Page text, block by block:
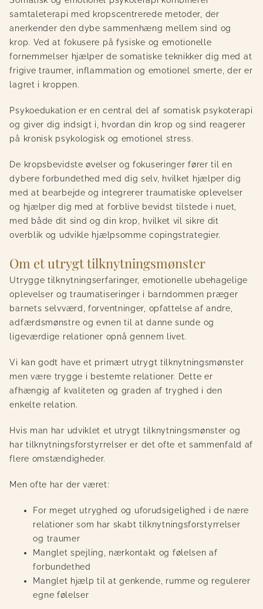
samtaleterapi med kropscentrerede metoder, der
anerkender den dybe sammenhæng mellem sind og
krop. Ved at fokusere på fysiske og emotionelle
fornemmelser hjælper de somatiske teknikker dig med at
frigive traumer, inflammation og emotionel smerte, der er
lagret i kroppen.
Psykoedukation er en central del af somatisk psykoterapi
og giver dig indsigt i, hvordan din krop og sind reagerer
på kronisk psykologisk og emotionel stress.
De kropsbevidste øvelser og fokuseringer fører til en
dybere forbundethed med dig selv, hvilket hjælper dig
med at bearbejde og integrerer traumatiske oplevelser
og hjælper dig med at forblive bevidst tilstede i nuet,
med både dit sind og din krop, hvilket vil sikre dit
overblik og udvikle hjælpsomme copingstrategier.
Om et utrygt tilknytningsmønster
Utrygge tilknytningserfaringer, emotionelle ubehagelige
oplevelser og traumatiseringer i barndommen præger
barnets selvværd, forventninger, opfattelse af andre,
adfærdsmønstre og evnen til at danne sunde og
ligeværdige relationer opnå gennem livet.
Vi kan godt have et primært utrygt tilknytningsmønster
men være trygge i bestemte relationer. Dette er
afhængig af kvaliteten og graden af tryghed i den
enkelte relation.
Hvis man har udviklet et utrygt tilknytningsmønster og
har tilknytningsforstyrrelser er det ofte et sammenfald af
flere omstændigheder.
Men ofte har der været:
For meget utryghed og uforudsigelighed i de nære
relationer som har skabt tilknytningsforstyrrelser
og traumer
Manglet spejling, nærkontakt og følelsen af
forbundethed
Manglet hjælp til at genkende, rumme og regulerer
egne følelser